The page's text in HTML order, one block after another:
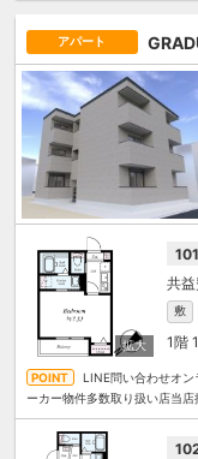
アパート
101
敷
1階
LINE問い合わせオン
ーカー物件多数取り扱い店当店